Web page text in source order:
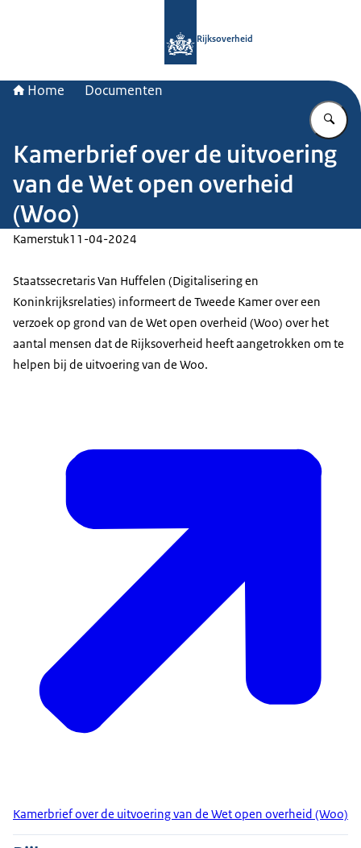
Rijksoverheid
Home Documenten
Kamerbrief over de uitvoering
van de Wet open overheid
(Woo)
Kamerstuk11-04-2024
Staatssecretaris Van Huffelen (Digitalisering en
Koninkrijksrelaties) informeert de Tweede Kamer over een
verzoek op grond van de Wet open overheid (Woo) over het
aantal mensen dat de Rijksoverheid heeft aangetrokken om te
helpen bij de uitvoering van de Woo.
Kamerbrief over de uitvoering van de Wet open overheid (Woo)